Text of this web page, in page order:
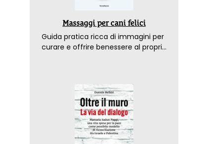
Massaggi per cani felici
Guida pratica ricca di immagini per
curare e offrire benessere al proprio